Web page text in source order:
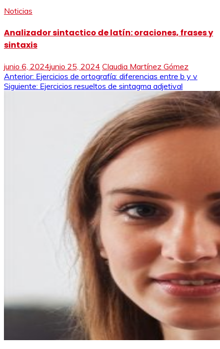
Noticias
Analizador sintactico de latín: oraciones, frases y
sintaxis
junio 6, 2024junio 25, 2024 Claudia Martínez Gómez
Navegación
de
Anterior: Ejercicios de ortografía: diferencias entre b y v
Siguiente: Ejercicios resueltos de sintagma adjetival